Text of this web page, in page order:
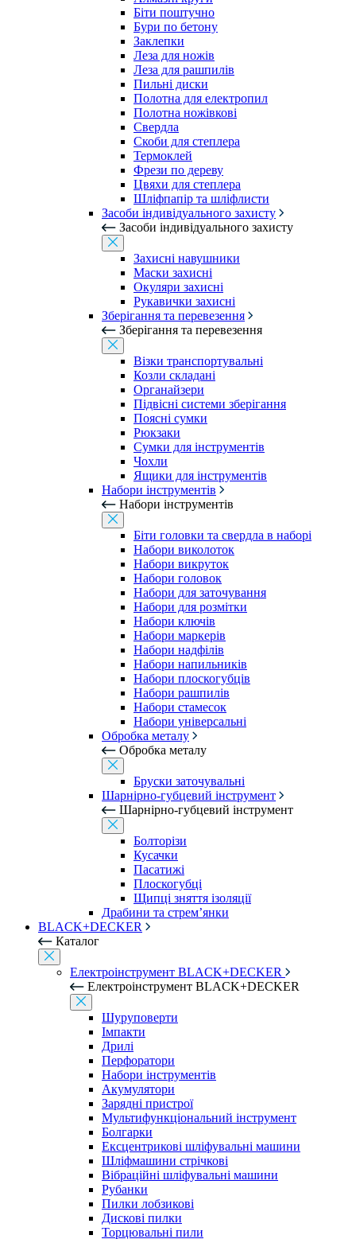
Біти поштучно
Бури по бетону
Заклепки
Леза для ножів
Леза для рашпилів
Пильні диски
Полотна для електропил
Полотна ножівкові
Свердла
Скоби для степлера
Термоклей
Фрези по дереву
Цвяхи для степлера
Шліфпапір та шліфлисти
Засоби індивідуального захисту
Засоби індивідуального захисту
Захисні навушники
Маски захисні
Окуляри захисні
Рукавички захисні
Зберігання та перевезення
Зберігання та перевезення
Візки транспортувальні
Козли складані
Органайзери
Підвісні системи зберігання
Поясні сумки
Рюкзаки
Сумки для інструментів
Чохли
Ящики для інструментів
Набори інструментів
Набори інструментів
Біти головки та свердла в наборі
Набори виколоток
Набори викруток
Набори головок
Набори для заточування
Набори для розмітки
Набори ключів
Набори маркерів
Набори надфілів
Набори напильників
Набори плоскогубців
Набори рашпилів
Набори стамесок
Набори універсальні
Обробка металу
Обробка металу
Бруски заточувальні
Шарнірно-губцевий інструмент
Шарнірно-губцевий інструмент
Болторізи
Кусачки
Пасатижі
Плоскогубці
Щипці зняття ізоляції
Драбини та стрем’янки
BLACK+DECKER
Каталог
Електроінструмент BLACK+DECKER
Електроінструмент BLACK+DECKER
Шуруповерти
Імпакти
Дрилі
Перфоратори
Набори інструментів
Акумулятори
Зарядні пристрої
Мультифункціональний інструмент
Болгарки
Ексцентрикові шліфувальні машини
Шліфмашини стрічкові
Вібраційні шліфувальні машини
Рубанки
Пилки лобзикові
Дискові пилки
Торцювальні пили